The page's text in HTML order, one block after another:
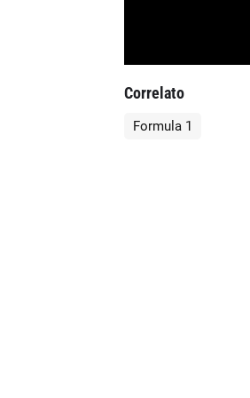
Correlato
Formula 1